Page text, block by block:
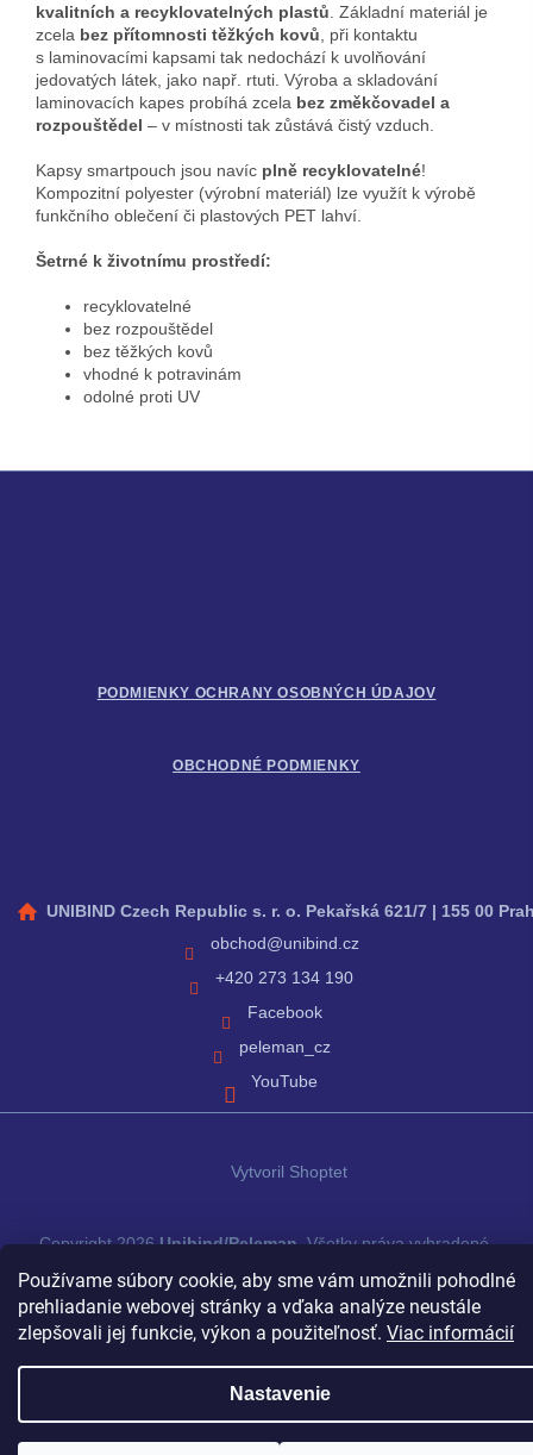
Používame súbory cookie, aby sme vám umožnili pohodlné
prehliadanie webovej stránky a vďaka analýze neustále
zlepšovali jej funkcie, výkon a použiteľnosť. Viac informácií
Nastavenie
kvalitních a recyklovatelných plastů . Základní materiál je
zcela bez přítomnosti těžkých kovů , při kontaktu
s laminovacími kapsami tak nedochází k uvolňování
jedovatých látek, jako např. rtuti. Výroba a skladování
laminovacích kapes probíhá zcela bez změkčovadel a
rozpouštědel – v místnosti tak zůstává čistý vzduch.
Kapsy smartpouch jsou navíc plně recyklovatelné!
Kompozitní polyester (výrobní materiál) lze využít k výrobě
funkčního oblečení či plastových PET lahví.
Šetrné k životnímu prostředí:
recyklovatelné
bez rozpouštědel
bez těžkých kovů
vhodné k potravinám
odolné proti UV
PODMIENKY OCHRANY OSOBNÝCH ÚDAJOV
OBCHODNÉ PODMIENKY
UNIBIND Czech Republic s. r. o. Pekařská 621/7 | 155 00
obchod@unibind.cz
+420 273 134 190
Facebook
peleman_cz
YouTube
Vytvoril Shoptet
Copyright 2026Unibind/Peleman. Všetky práva vyhradené.